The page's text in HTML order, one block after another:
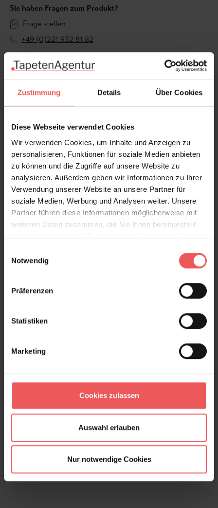
Zustimmung Details Über Cookies
Diese Webseite verwendet Cookies
Wir verwenden Cookies, um Inhalte und Anzeigen zu
personalisieren, Funktionen für soziale Medien anbieten
zu können und die Zugriffe auf unsere Website zu
analysieren. Außerdem geben wir Informationen zu Ihrer
Verwendung unserer Website an unsere Partner für
soziale Medien, Werbung und Analysen weiter. Unsere
Partner führen diese Informationen möglicherweise mit
weiteren Daten zusammen, die Sie ihnen bereitgestellt
haben oder die sie im Rahmen Ihrer Nutzung der Dienste
Notwendig
Präferenzen
Statistiken
Marketing
Cookies zulassen
Auswahl erlauben
Nur notwendige Cookies
Sie haben Fragen zum Produkt?
Frage stellen
+49 (0)221 932 81 82
Produktgalerie überspringen
Varianten